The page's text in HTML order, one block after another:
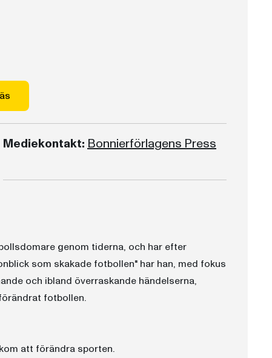
Mediekontakt:Bonnierförlagens Press
genom tiderna, och har efter
som skakade fotbollen" har han, med fokus
och ibland överraskande händelserna,
fotbollen.
att förändra sporten.